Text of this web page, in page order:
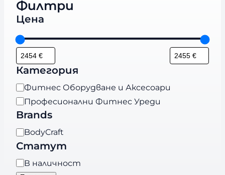
Филтри
Цена
Категория
К
а
т
г
о
р
Фитнес Оборудване и Аксесоари
Професионални Фитнес Уреди
Brands
B
r
a
n
BodyCraft
Статут
Н В наличност